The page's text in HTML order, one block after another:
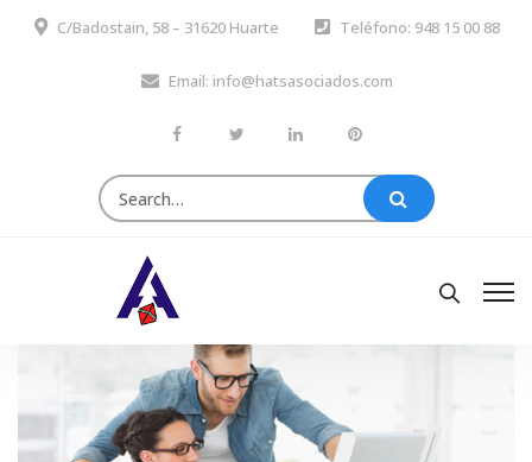
C/Badostain, 58 – 31620 Huarte Teléfono: 948 15 00 88
Email: info@hatsasociados.com
Search
for: